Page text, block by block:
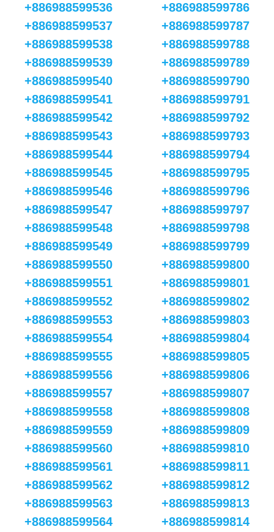
+886988599536
+886988599537
+886988599538
+886988599539
+886988599540
+886988599541
+886988599542
+886988599543
+886988599544
+886988599545
+886988599546
+886988599547
+886988599548
+886988599549
+886988599550
+886988599551
+886988599552
+886988599553
+886988599554
+886988599555
+886988599556
+886988599557
+886988599558
+886988599559
+886988599560
+886988599561
+886988599562
+886988599563
+886988599564
+886988599786
+886988599787
+886988599788
+886988599789
+886988599790
+886988599791
+886988599792
+886988599793
+886988599794
+886988599795
+886988599796
+886988599797
+886988599798
+886988599799
+886988599800
+886988599801
+886988599802
+886988599803
+886988599804
+886988599805
+886988599806
+886988599807
+886988599808
+886988599809
+886988599810
+886988599811
+886988599812
+886988599813
+886988599814